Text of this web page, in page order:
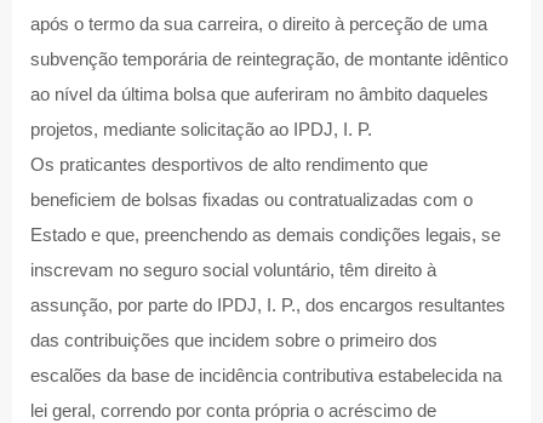
após o termo da sua carreira, o direito à perceção de uma
subvenção temporária de reintegração, de montante idêntico
ao nível da última bolsa que auferiram no âmbito daqueles
projetos, mediante solicitação ao IPDJ, I. P.
Os praticantes desportivos de alto rendimento que
beneficiem de bolsas fixadas ou contratualizadas com o
Estado e que, preenchendo as demais condições legais, se
inscrevam no seguro social voluntário, têm direito à
assunção, por parte do IPDJ, I. P., dos encargos resultantes
das contribuições que incidem sobre o primeiro dos
escalões da base de incidência contributiva estabelecida na
lei geral, correndo por conta própria o acréscimo de